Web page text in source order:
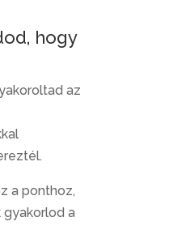
hogy
az
a ponthoz,
gyakorlod a